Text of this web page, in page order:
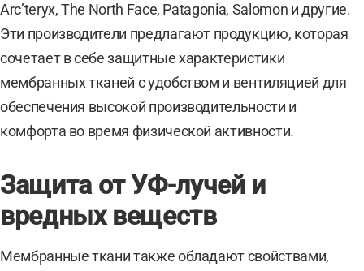
Arc’teryx, The North Face, Patagonia, Salomon и другие.
Эти производители предлагают продукцию, которая
сочетает в себе защитные характеристики
мембранных тканей с удобством и вентиляцией для
обеспечения высокой производительности и
комфорта во время физической активности.
Защита от УФ-лучей и
вредных веществ
Мембранные ткани также обладают свойствами,